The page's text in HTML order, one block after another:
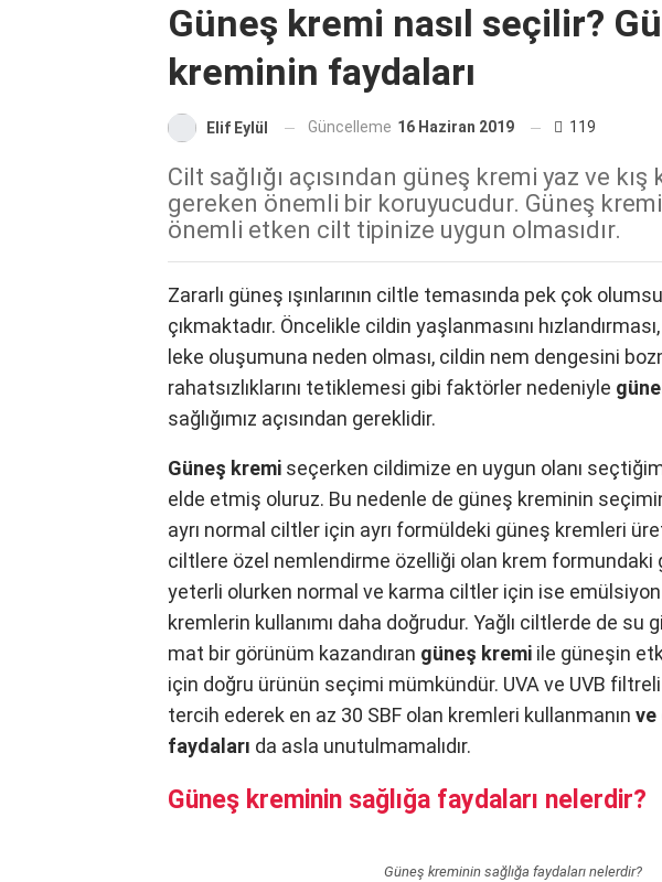
Güneş kremi nasıl seçilir?
kreminin faydaları
Elif Eylül Güncelleme 16 Haziran 2019 119
Cilt sağlığı açısından güneş kremi yaz ve kış
gereken önemli bir koruyucudur. Güneş
önemli etken cilt tipinize uygun olmasıdır.
Zararlı güneş ışınlarının ciltle temasında pek çok
çıkmaktadır. Öncelikle cildin yaşlanmasını hızlandırması,
leke oluşumuna neden olması, cildin nem dengesini
rahatsızlıklarını tetiklemesi gibi faktörler nedeniyle
sağlığımız açısından gereklidir.
Güneş kremi seçerken cildimize en uygun olanı
elde etmiş oluruz. Bu nedenle de güneş kreminin
ayrı normal ciltler için ayrı formüldeki güneş kremleri
ciltlere özel nemlendirme özelliği olan krem formundaki
yeterli olurken normal ve karma ciltler için ise emülsiyon
kremlerin kullanımı daha doğrudur. Yağlı ciltlerde de su
mat bir görünüm kazandıran güneş kremi ile güneşin
için doğru ürünün seçimi mümkündür. UVA ve UVB
tercih ederek en az 30 SBF olan kremleri kullanmanın ve
faydaları da asla unutulmamalıdır.
Güneş kreminin sağlığa faydaları nelerdir?
Güneş kreminin sağlığa faydaları nelerdir?